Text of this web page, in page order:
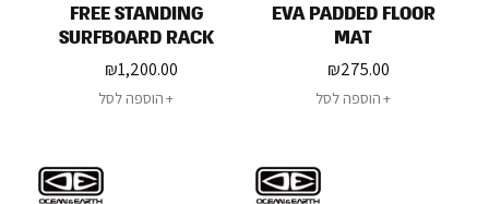
EVA PADDED FLOOR
MAT
₪275.00
הוספה לסל
FREE STANDING
SURFBOARD RACK
₪1,200.00
הוספה לסל